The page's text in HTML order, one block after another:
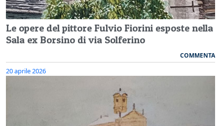
Le opere del pittore Fulvio Fiorini esposte nella
Sala ex Borsino di via Solferino
COMMENTA
20 aprile 2026